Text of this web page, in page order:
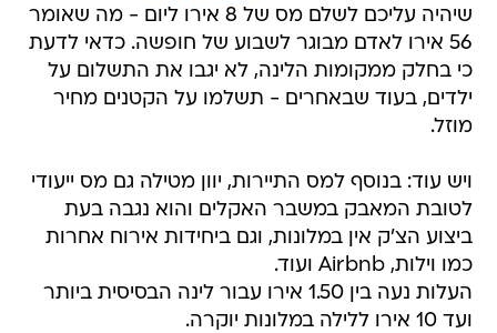
שיהיה עליכם לשלם מס של 8 אירו ליום - מה שאומר
56 אירו לאדם מבוגר לשבוע של חופשה. כדאי לדעת
כי בחלק ממקומות הלינה, לא יגבו את התשלום על
ילדים, בעוד שבאחרים - תשלמו על הקטנים מחיר
מוזל.
ויש עוד: בנוסף למס התיירות, יוון מטילה גם מס ייעודי
לטובת המאבק במשבר האקלים והוא נגבה בעת
ביצוע הצ'ק אין במלונות, וגם ביחידות אירוח אחרות
כמו וילות, Airbnb ועוד.
העלות נעה בין 1.50 אירו עבור לינה הבסיסית ביותר
ועד 10 אירו ללילה במלונות יוקרה.